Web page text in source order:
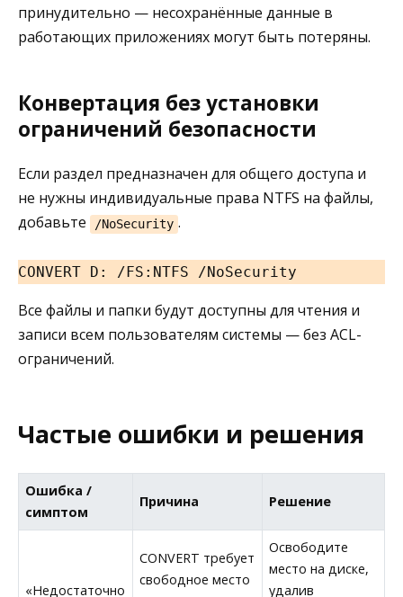
принудительно — несохранённые данные в
работающих приложениях могут быть потеряны.
Конвертация без установки
ограничений безопасности
Если раздел предназначен для общего доступа и
не нужны индивидуальные права NTFS на файлы,
добавьте
/NoSecurity .
CONVERT D: /FS:NTFS /NoSecurity
Все файлы и папки будут доступны для чтения и
записи всем пользователям системы — без ACL-
ограничений.
Частые ошибки и решения
Ошибка /
симптом
Причина Решение
«Недостаточно
CONVERT требует
свободное место
Освободите
место на диске,
удалив